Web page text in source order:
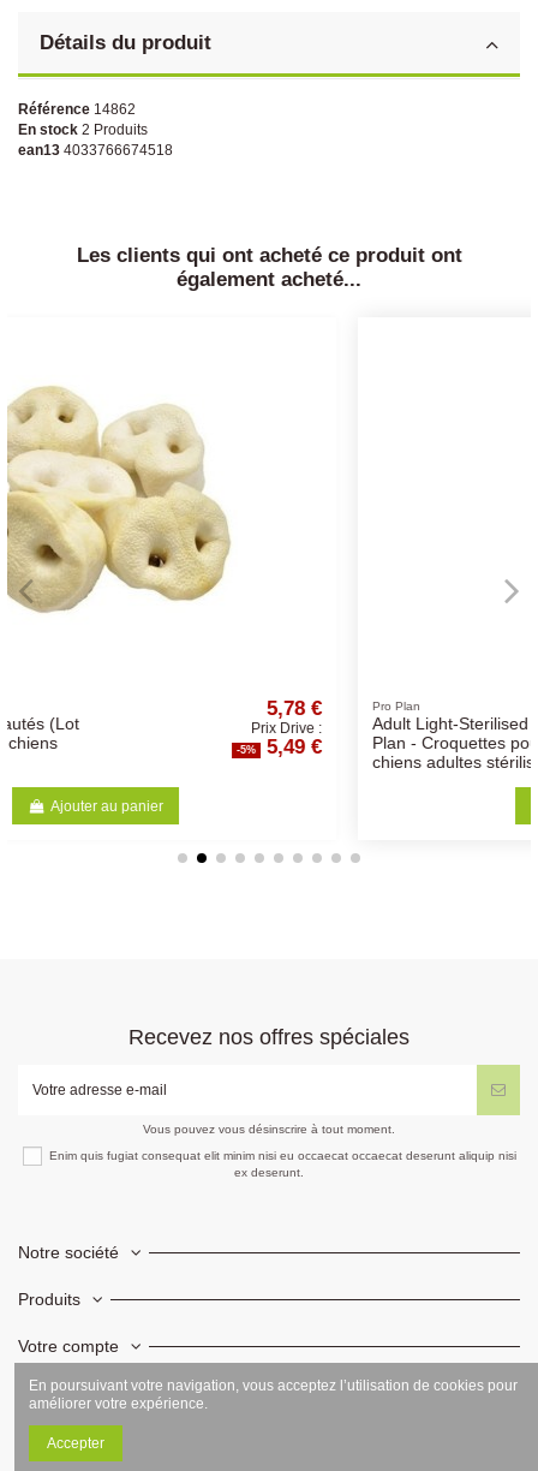
Détails du produit
Référence 14862
En stock 2 Produits
ean13 4033766674518
Les clients qui ont acheté ce produit ont
également acheté...
Drive :
€
Adult Light-Sterilised - Pro
Plan - Croquettes pour
chiens adultes stérilisés
Prix
-5% 62,00
Recevez nos offres spéciales
Vous pouvez vous désinscrire à tout moment.
Enim quis fugiat consequat elit minim nisi eu occaecat occaecat deserunt aliquip nisi
ex deserunt.
Notre société
Produits
Votre compte
Informations
En poursuivant votre navigation, vous acceptez l’utilisation de cookies pour
améliorer votre expérience.
Accepter